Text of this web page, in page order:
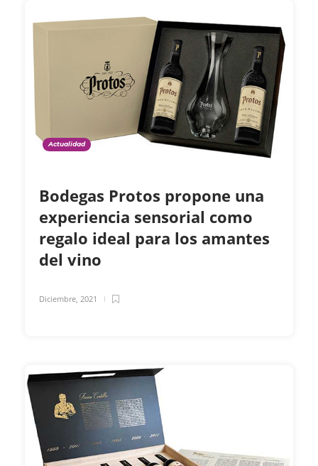
Actualidad
Bodegas Protos propone una
experiencia sensorial como
regalo ideal para los amantes
del vino
Diciembre, 2021